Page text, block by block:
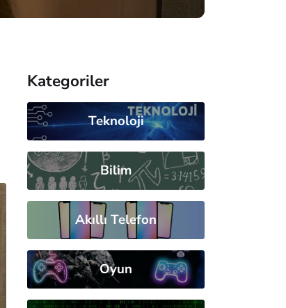
Kategoriler
Teknoloji
Bilim
Akıllı Telefon
Oyun